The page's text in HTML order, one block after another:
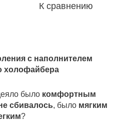
К сравнению
с наполнителем
холофайбера
было комфортным
сбивалось, было мягким
?